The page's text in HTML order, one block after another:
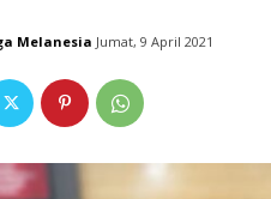
Melanesia Jumat, 9 April 2021